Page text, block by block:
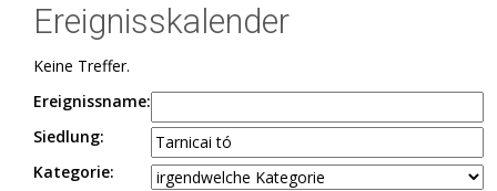
Ereignisskalender
Keine Treffer.
Ereignissname:
Siedlung:
Kategorie: